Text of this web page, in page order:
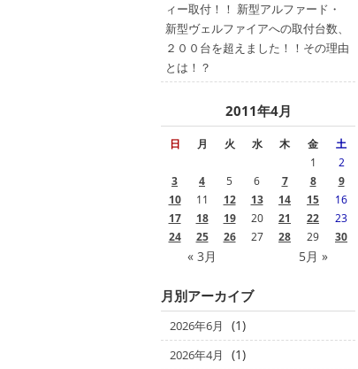
ィー取付！！ 新型アルファード・
新型ヴェルファイアへの取付台数、
２００台を超えました！！その理由
とは！？
2011年4月
日 月 火 水 木 金 土
« 3月 5月 »
1
2
3
4 5 6 7 8
9
10
11 12 13 14 15
16
17
18 19 20 21 22
23
24
25 26 27 28 29 30
月別アーカイブ
2026年6月 (1)
2026年4月 (1)